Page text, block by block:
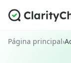
Página principal›